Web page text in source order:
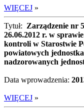
WIĘCEJ »
Tytuł: Zarządzenie nr
26.06.2012 r. w
kontroli w Starostwie
powiatowych
nadzorowanych
Data wprowadzenia:
WIĘCEJ »